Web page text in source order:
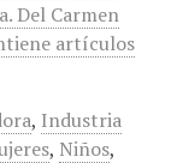
Del Carmen
artículos
, Industria
, Niños,